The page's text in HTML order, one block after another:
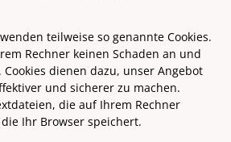
teilweise so genannte Cookies.
Rechner keinen Schaden an und
dienen dazu, unser Angebot
und sicherer zu machen.
die auf Ihrem Rechner
Ihr Browser speichert.